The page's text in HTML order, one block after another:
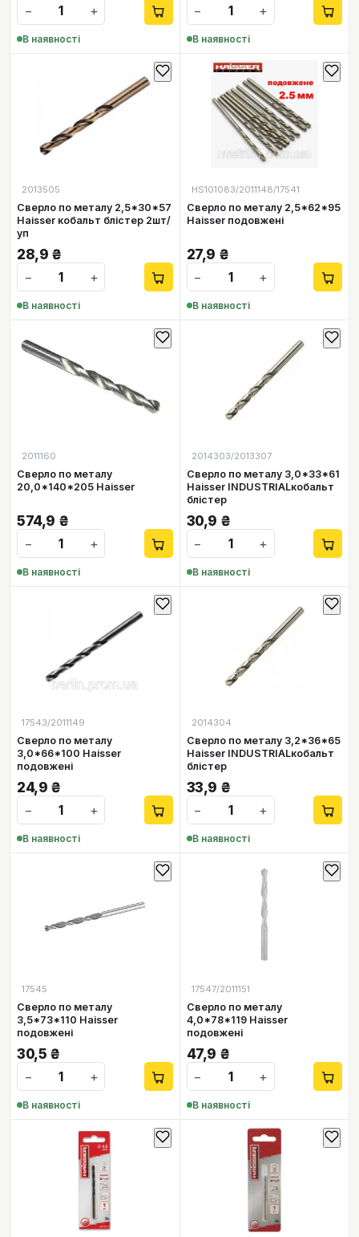
− +
В наявності
− +
В наявності
2013505
Сверло по металу 2,5*30*57
Haisser кобальт блістер 2шт/
уп
28,9 ₴
−
+
В наявності
HS101083/2011148/17541
Сверло по металу 2,5*62*95
Haisser подовжені
27,9 ₴
−
+
В наявності
2011160
Сверло по металу
20,0*140*205 Haisser
574,9 ₴
−
+
В наявності
2014303/2013307
Сверло по металу 3,0*33*61
Haisser INDUSTRIALкобальт
блістер
30,9 ₴
−
+
В наявності
17543/2011149
Сверло по металу
3,0*66*100 Haisser
подовжені
24,9 ₴
−
+
В наявності
2014304
Сверло по металу 3,2*36*65
Haisser INDUSTRIALкобальт
блістер
33,9 ₴
−
+
В наявності
17545
Сверло по металу
3,5*73*110 Haisser
подовжені
30,5 ₴
−
+
В наявності
17547/2011151
Сверло по металу
4,0*78*119 Haisser
подовжені
47,9 ₴
−
+
В наявності